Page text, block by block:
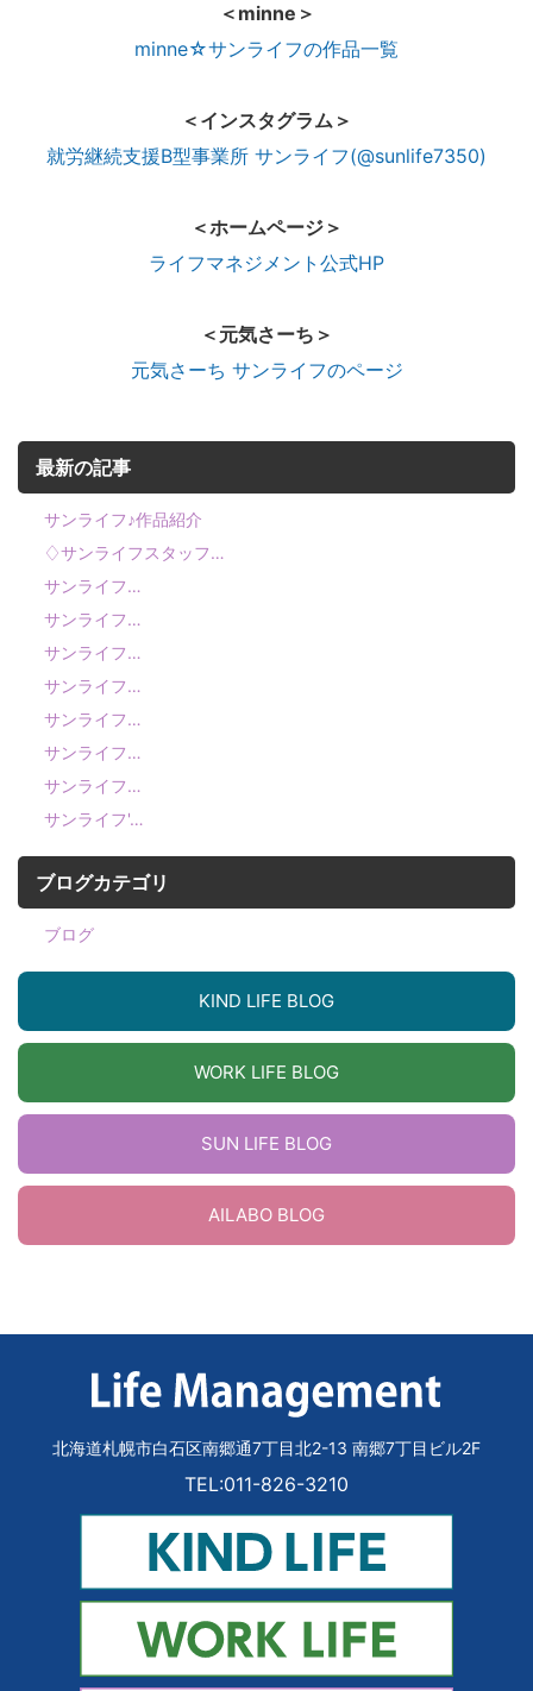
＜minne＞
minne☆サンライフの作品一覧
＜インスタグラム＞
就労継続支援B型事業所 サンライフ(@sunlife7350)
＜ホームページ＞
ライフマネジメント公式HP
＜元気さーち＞
元気さーち サンライフのページ
最新の記事
サンライフ♪作品紹介
♢サンライフスタッフ…
サンライフ…
サンライフ…
サンライフ…
サンライフ…
サンライフ…
サンライフ…
サンライフ…
サンライフ'…
ブログカテゴリ
ブログ
KIND LIFE BLOG
WORK LIFE BLOG
SUN LIFE BLOG
AILABO BLOG
北海道札幌市白石区南郷通7丁目北2-13 南郷7丁目ビル2F
TEL:011-826-3210